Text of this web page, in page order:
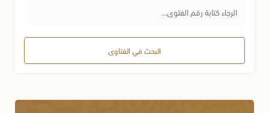
البحث في الفتاوى